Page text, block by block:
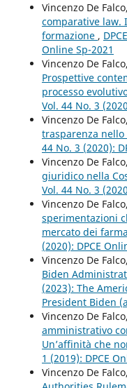
Vincenzo De Falco,
comparative law.
formazione ,
Online Sp-2021
Vincenzo De Falco,
Prospettive
processo
Vol. 44 No. 3
Vincenzo De Falco,
trasparenza nello
44 No. 3 (2020):
Vincenzo De Falco,
giuridico nella
Vol. 44 No. 3
Vincenzo De Falco,
sperimentazioni
mercato dei
(2020): DPCE
Vincenzo De Falco,
Biden
(2023): The
President Biden
Vincenzo De Falco,
amministrativo
Un’affinità che
1 (2019): DPCE
Vincenzo De Falco,